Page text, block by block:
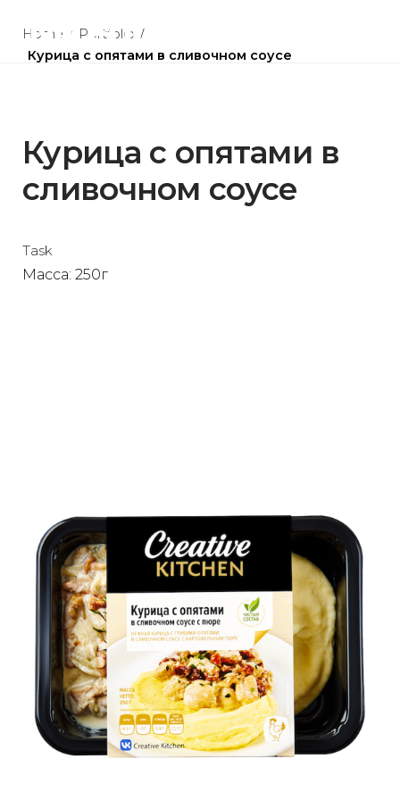
content
Home / Portfolio /
Курица с опятами в сливочном соусе
Курица с опятами в
сливочном соусе
Task
Масса: 250г